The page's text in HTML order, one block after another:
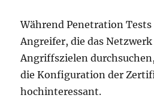
Während Penetration
Angreifer, die das
Angriffszielen
die Konfiguration der
hochinteressant.